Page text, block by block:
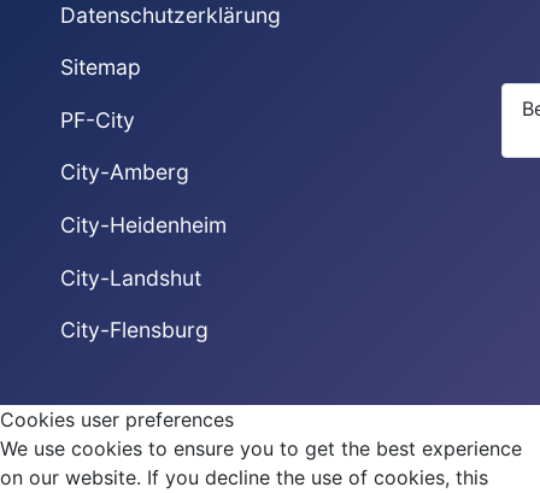
Datenschutzerklärung
Sitemap
PF-City
City-Amberg
City-Heidenheim
City-Landshut
City-Flensburg
Cookies user preferences
We use cookies to ensure you to get the best experience
on our website. If you decline the use of cookies, this